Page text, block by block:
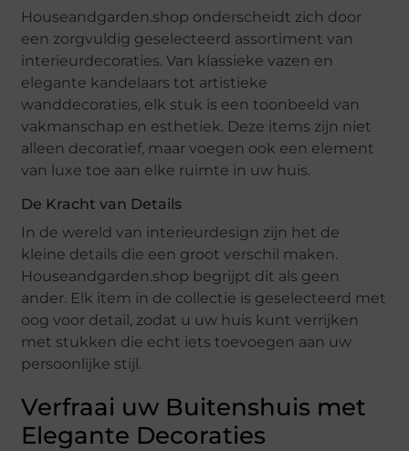
Houseandgarden.shop onderscheidt zich door
een zorgvuldig geselecteerd assortiment van
interieurdecoraties. Van klassieke vazen en
elegante kandelaars tot artistieke
wanddecoraties, elk stuk is een toonbeeld van
vakmanschap en esthetiek. Deze items zijn niet
alleen decoratief, maar voegen ook een element
van luxe toe aan elke ruimte in uw huis.
De Kracht van Details
In de wereld van interieurdesign zijn het de
kleine details die een groot verschil maken.
Houseandgarden.shop begrijpt dit als geen
ander. Elk item in de collectie is geselecteerd met
oog voor detail, zodat u uw huis kunt verrijken
met stukken die echt iets toevoegen aan uw
persoonlijke stijl.
Verfraai uw Buitenshuis met
Elegante Decoraties